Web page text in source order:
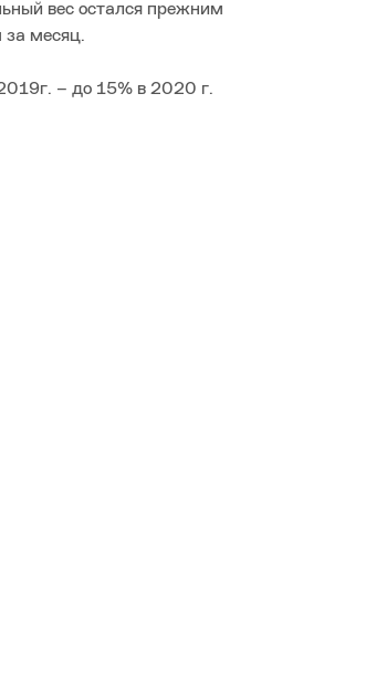
вес остался прежним
за месяц.
– до 15% в 2020 г.